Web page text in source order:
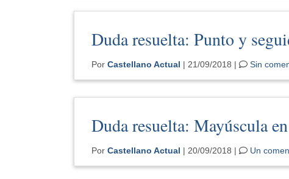
Duda resuelta: Punto y
Por Castellano Actual | 21/09/2018 | Sin
Duda resuelta: Mayúscula
Por Castellano Actual | 20/09/2018 | Un